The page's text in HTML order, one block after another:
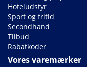
Hoteludstyr
Sport og fritid
Secondhand
Tilbud
Rabatkoder
Vores varemærker